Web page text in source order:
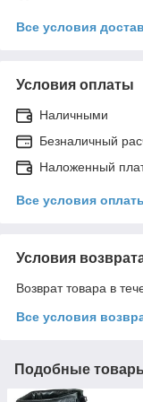
Все условия
Условия оплаты
Наличными
Безналичный
Наложенный
Все условия
Условия
Возврат товара в
Все условия
Подобные